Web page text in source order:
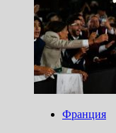
«Золотого
мяча»:
Франция